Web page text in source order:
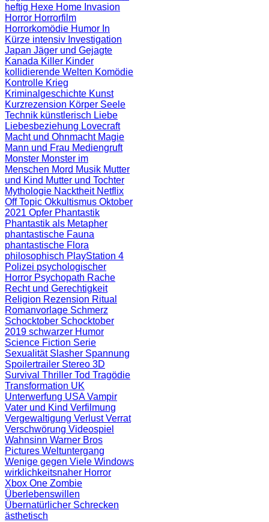
heftig Hexe Home Invasion
Horror Horrorfilm
Horrorkomödie Humor In
Kürze intensiv Investigation
Japan Jäger und Gejagte
Kanada Killer Kinder
kollidierende Welten Komödie
Kontrolle Krieg
Kriminalgeschichte Kunst
Kurzrezension Körper Seele
Technik künstlerisch Liebe
Liebesbeziehung Lovecraft
Macht und Ohnmacht Magie
Mann und Frau Mediengruft
Monster Monster im
Menschen Mord Musik Mutter
und Kind Mutter und Tochter
Mythologie Nacktheit Netflix
Off Topic Okkultismus Oktober
2021 Opfer Phantastik
Phantastik als Metapher
phantastische Fauna
phantastische Flora
philosophisch PlayStation 4
Polizei psychologischer
Horror Psychopath Rache
Recht und Gerechtigkeit
Religion Rezension Ritual
Romanvorlage Schmerz
Schocktober Schocktober
2019 schwarzer Humor
Science Fiction Serie
Sexualität Slasher Spannung
Spoilertrailer Stereo 3D
Survival Thriller Tod Tragödie
Transformation UK
Unterwerfung USAVampir
Vater und Kind Verfilmung
Vergewaltigung VerlustVerrat
Verschwörung Videospiel
Wahnsinn Warner Bros
Pictures Weltuntergang
Wenige gegen Viele Windows
wirklichkeitsnaher Horror
Xbox One Zombie
Überlebenswillen
Übernatürlicher Schrecken
ästhetisch